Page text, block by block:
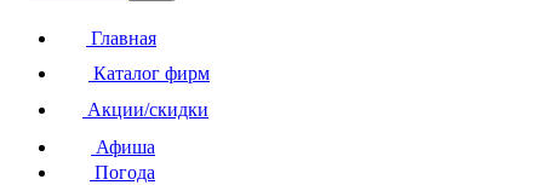
Главная
Каталог фирм
Акции/скидки
Афиша
Погода